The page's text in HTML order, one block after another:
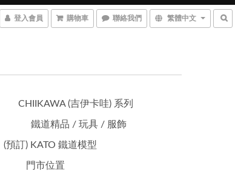
登入會員 購物車 聯絡我們 繁體中文
CHIIKAWA (吉伊卡哇) 系列
鐵道精品 / 玩具 / 服飾
(預訂) KATO 鐵道模型
門市位置